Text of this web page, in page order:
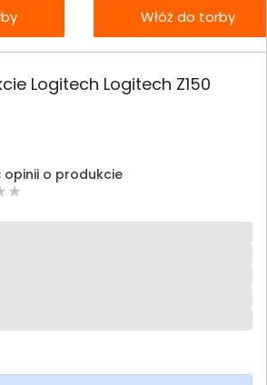
Włóż do torby
Logitech Logitech Z150
opinii o produkcie